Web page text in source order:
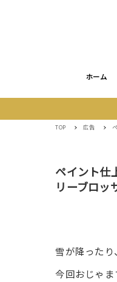
ホーム
TOP 広告
ペイント仕
リーブロッ
雪が降った
今回おじゃ